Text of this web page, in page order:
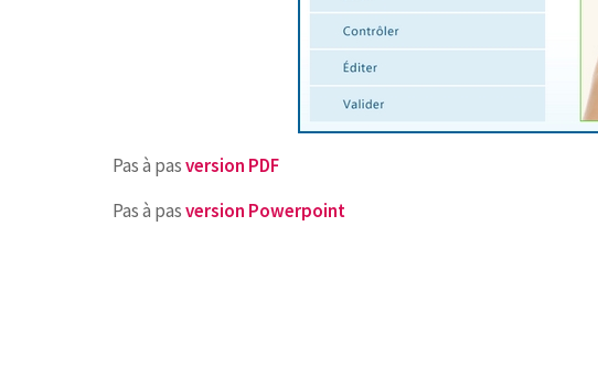
Pas à pasversion PDF
Pas à pasversion Powerpoint